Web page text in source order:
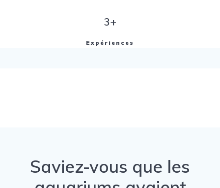
3+
Expériences
Saviez-vous que les